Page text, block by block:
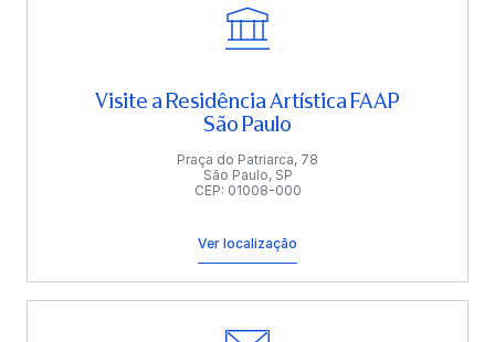
Visite a Residência Artística FAAP
São Paulo
Praça do Patriarca, 78
São Paulo, SP
CEP: 01008-000
Ver localização